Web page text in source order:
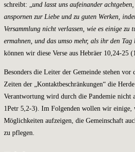
schreibt: „ und lasst uns aufeinander
anspornen zur Liebe und zu guten Werken,
Versammlung nicht verlassen, wie es einige zu
ermahnen, und das umso mehr, als ihr den Tag
können wir diese Verse aus Hebräer 10,24-25
Besonders die Leiter der Gemeinde stehen
Zeiten der „Kontaktbeschränkungen“ die
Verantwortung wird durch die Pandemie nicht
1Petr 5,2-3). Im Folgenden wollen wir einige,
Möglichkeiten aufzeigen, die Gemeinschaft
zu pflegen.